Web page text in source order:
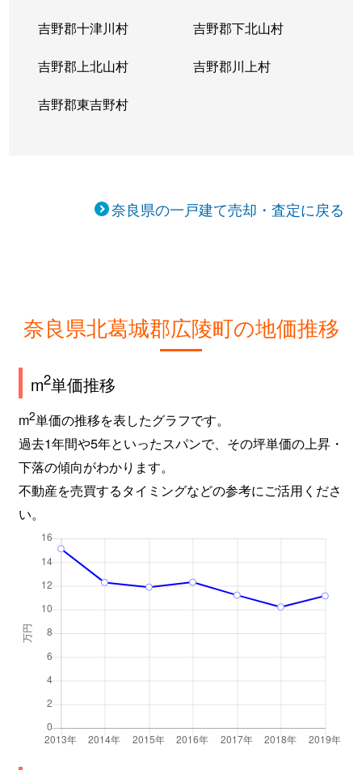
吉野郡十津川村 吉野郡下北山村
吉野郡上北山村 吉野郡川上村
吉野郡東吉野村
奈良県の一戸建て売却・査定に戻る
奈良県北葛城郡広陵町の地価推移
m2単価推移
m2単価の推移を表したグラフです。
過去1年間や5年といったスパンで、その坪単価の上昇・
下落の傾向がわかります。
不動産を売買するタイミングなどの参考にご活用くださ
い。